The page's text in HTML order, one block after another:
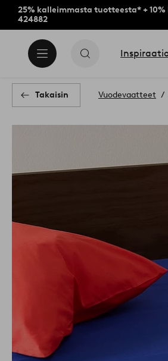
25% kalleimmasta tuotteesta* +
424882
Takaisin Vuodevaatteet